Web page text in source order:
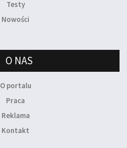
Testy
Nowości
O NAS
O portalu
Praca
Reklama
Kontakt